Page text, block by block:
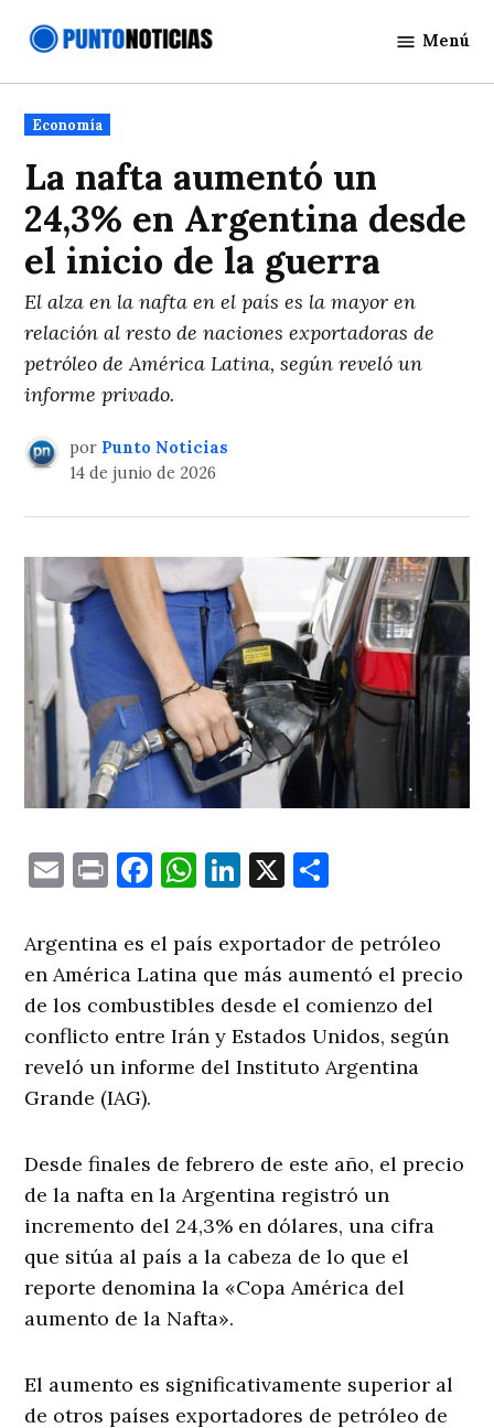
Noticias
Menú
Publicado
en
Economía
La nafta aumentó un
24,3% en Argentina desde
el inicio de la guerra
El alza en la nafta en el país es la mayor en
relación al resto de naciones exportadoras de
petróleo de América Latina, según reveló un
informe privado.
por Punto Noticias
14 de junio de 2026
EmailPrintFacebook
WhatsApp
LinkedIn
X
Argentina es el país exportador de petróleo
en América Latina que más aumentó el precio
de los combustibles desde el comienzo del
conflicto entre Irán y Estados Unidos, según
reveló un informe del Instituto Argentina
Grande (IAG).
Desde finales de febrero de este año, el precio
de la nafta en la Argentina registró un
incremento del 24,3% en dólares, una cifra
que sitúa al país a la cabeza de lo que el
reporte denomina la «Copa América del
aumento de la Nafta».
El aumento es significativamente superior al
de otros países exportadores de petróleo de